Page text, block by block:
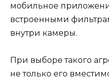
мобильное
встроенными
внутри камеры.
При выборе такого
не только его